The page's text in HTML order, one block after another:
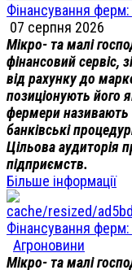
Фінансування
07 серпня 2026
Мікро- та малі
фінансовий сервіс,
від рахунку до
позиціонують його
фермери називають
банківські
Цільова аудиторія
підприємств.
Більше інформації
Фінансування
Агроновини
Мікро- та малі